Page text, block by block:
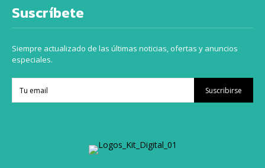
Suscríbete
Siempre actualizado de las últimas noticias, ofertas y anuncios
especiales.
Suscribirse